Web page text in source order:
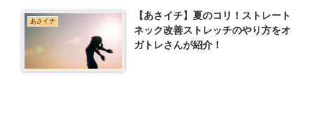
あさイチ
【あさイチ】夏のコリ！ストレート
ネック改善ストレッチのやり方をオ
ガトレさんが紹介！